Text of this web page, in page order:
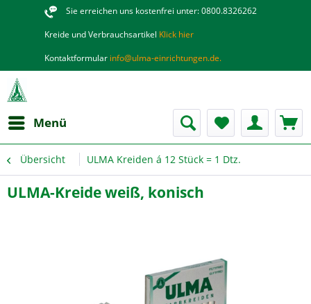
Sie erreichen uns kostenfrei unter: 0800.8326262
Kreide und Verbrauchsartikel Klick hier
Kontaktformular info@ulma-einrichtungen.de.
Menü
Übersicht ULMA Kreiden á 12 Stück = 1 Dtz.
ULMA-Kreide weiß, konisch